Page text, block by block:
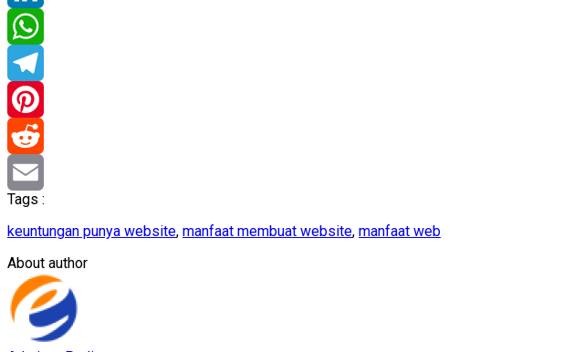
LinkedIn
WhatsApp
Telegram
Pinterest
Reddit
Email
Tags :
keuntungan punya website, manfaat membuat website, manfaat web
About author